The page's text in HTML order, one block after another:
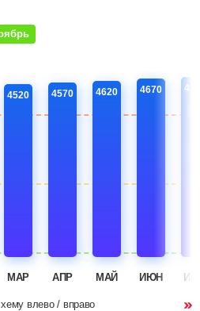
4520
МАР
4570
АПР
4620
МАЙ
4670
ИЮН
влево / вправо